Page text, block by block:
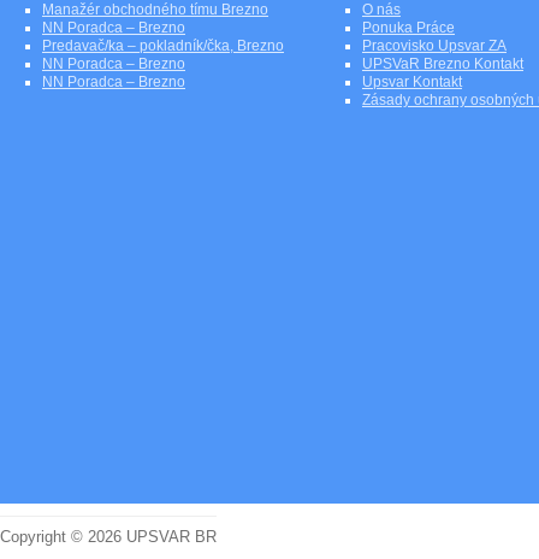
Manažér obchodného tímu Brezno
NN Poradca – Brezno
Predavač/ka – pokladník/čka, Brezno
NN Poradca – Brezno
NN Poradca – Brezno
O nás
Ponuka Práce
Pracovisko Upsvar ZA
UPSVaR Brezno Kontakt
Upsvar Kontakt
Zásady ochrany osobných
Copyright © 2026 UPSVAR BR